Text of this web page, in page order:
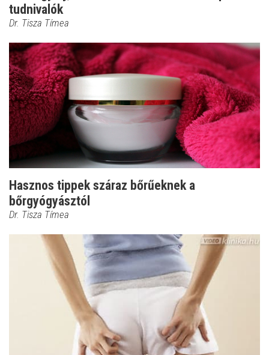
tudnivalók
Dr. Tisza Tímea
Hasznos tippek száraz bőrűeknek a
bőrgyógyásztól
Dr. Tisza Tímea